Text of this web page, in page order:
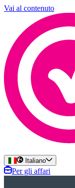
Vai al contenuto
Italiano
Per gli affari